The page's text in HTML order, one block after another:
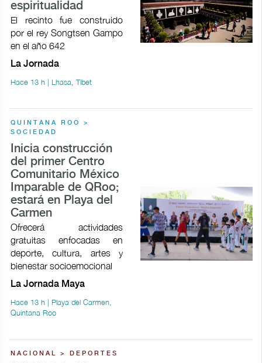
espiritualidad
El recinto fue construido
por el rey Songtsen Gampo
en el año 642
La Jornada
Hace 13 h | Lhasa, Tíbet
QUINTANA ROO >
SOCIEDAD
Inicia construcción
del primer Centro
Comunitario México
Imparable de QRoo;
estará en Playa del
Carmen
Ofrecerá actividades
gratuitas enfocadas en
deporte, cultura, artes y
bienestar socioemocional
La Jornada Maya
Hace 13 h | Playa del Carmen,
Quintana Roo
NACIONAL > DEPORTES